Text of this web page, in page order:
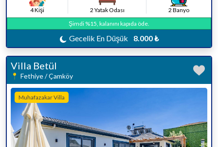
4 Kişi 2 Yatak Odası
2 Banyo
Şimdi %15, kalanını kapıda öde.
Gecelik En Düşük 8.000 ₺
Villa Betül
Fethiye / Çamköy
Muhafazakar Villa